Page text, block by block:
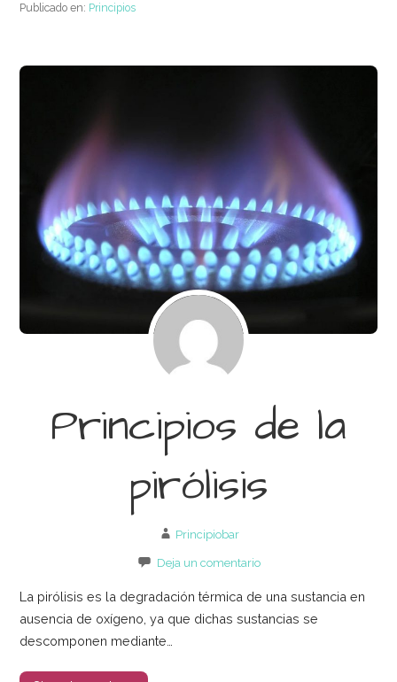
Publicado en: Principios
Principios de la
pirólisis
Principiobar
Deja un comentario
La pirólisis es la degradación térmica de una sustancia en
ausencia de oxígeno, ya que dichas sustancias se
descomponen mediante…